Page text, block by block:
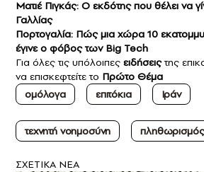
Ματιέ Πιγκάς: Ο εκδότης που θέλει να
Γαλλίας
Πορτογαλία: Πώς μια χώρα 10
έγινε ο φόβος των Big Tech
Για όλες τις υπόλοιπες ειδήσειςτης
να επισκεφτείτε το Πρώτο Θέμα
ομόλογα
επιτόκια Ιράν
τεχνητή νοημοσύνη πληθωρισμός
ΣXETIKA NEA